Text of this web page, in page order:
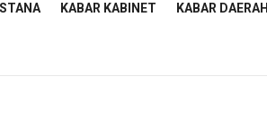
KABAR KABINET KABAR DAERAH